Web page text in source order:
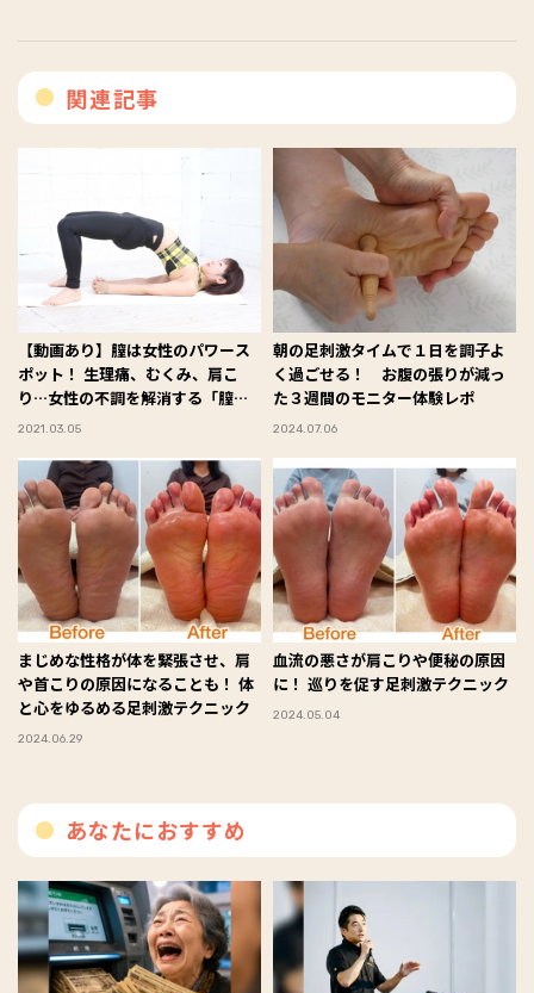
関連記事
【動画あり】膣は女性のパワース
ポット！ 生理痛、むくみ、肩こ
り…女性の不調を解消する「膣ヨ
ガ」７選
2021.03.05
朝の足刺激タイムで１日を調子よ
く過ごせる！ お腹の張りが減っ
た３週間のモニター体験レポ
2024.07.06
まじめな性格が体を緊張させ、肩
や首こりの原因になることも！ 体
と心をゆるめる足刺激テクニック
2024.06.29
血流の悪さが肩こりや便秘の原因
に！ 巡りを促す足刺激テクニック
2024.05.04
あなたにおすすめ